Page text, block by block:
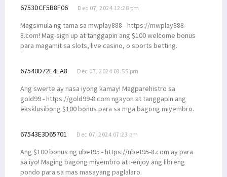
6753DCF5B8F06 Dec 07, 2024 12:28 pm
Magsimula ng tama sa mwplay888 - https://mwplay888-
8.com! Mag-sign up at tanggapin ang $100 welcome bonus
para magamit sa slots, live casino, o sports betting.
67540D72E4EA8 Dec 07, 2024 03:55 pm
Ang swerte ay nasa iyong kamay! Magparehistro sa
gold99 - https://gold99-8.com ngayon at tanggapin ang
eksklusibong $100 bonus para sa mga bagong miyembro.
67543E3D65701 Dec 07, 2024 07:23 pm
Ang $100 bonus ng ubet95 - https://ubet95-8.com ay para
sa iyo! Maging bagong miyembro at i-enjoy ang libreng
pondo para sa mas masayang paglalaro.